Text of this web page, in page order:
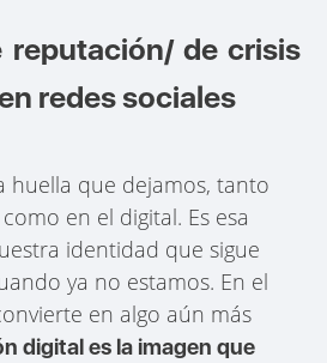
reputación/ de crisis
redes sociales
huella que dejamos, tanto
en el digital. Es esa
identidad que sigue
ya no estamos. En el
en algo aún más
digital es la imagen que